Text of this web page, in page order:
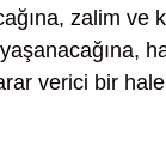
zalim ve
verici bir